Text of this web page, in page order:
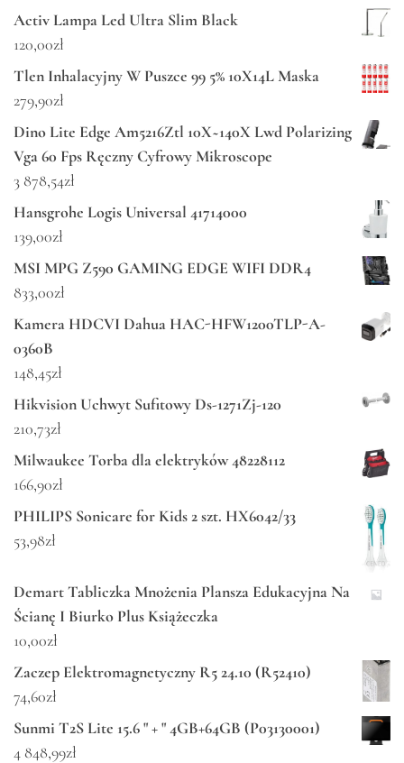
Activ Lampa Led Ultra Slim Black
120,00zł
Tlen Inhalacyjny W Puszce 99 5% 10X14L Maska
279,90zł
Dino Lite Edge Am5216Ztl 10X~140X Lwd Polarizing
Vga 60 Fps Ręczny Cyfrowy Mikroscope
3 878,54zł
Hansgrohe Logis Universal 41714000
139,00zł
MSI MPG Z590 GAMING EDGE WIFI DDR4
833,00zł
Kamera HDCVI Dahua HAC-HFW1200TLP-A-
0360B
148,45zł
Hikvision Uchwyt Sufitowy Ds-1271Zj-120
210,73zł
Milwaukee Torba dla elektryków 48228112
166,90zł
PHILIPS Sonicare for Kids 2 szt. HX6042/33
53,98zł
Demart Tabliczka Mnożenia Plansza Edukacyjna Na
Ścianę I Biurko Plus Książeczka
10,00zł
Zaczep Elektromagnetyczny R5 24.10 (R52410)
74,60zł
Sunmi T2S Lite 15.6 " + " 4GB+64GB (P03130001)
4 848,99zł